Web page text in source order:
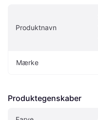
Produktnavn
Mærke
Produktegenskaber